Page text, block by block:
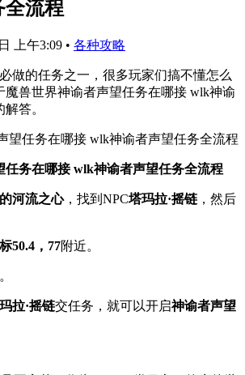
全流程
上午3:09 • 各种攻略
做的任务之一，很多玩家们搞不懂怎么
魔兽世界神谕者声望任务在哪接 wlk神谕
答。
任务在哪接 wlk神谕者声望任务全流程
河流之心，找到NPC塔玛拉·摇链 ，然后
50.4，77附近。
。
拉·摇链交任务，就可以开启神谕者声望